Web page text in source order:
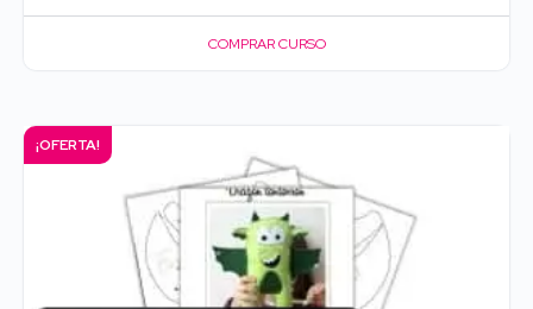
COMPRAR CURSO
¡OFERTA!